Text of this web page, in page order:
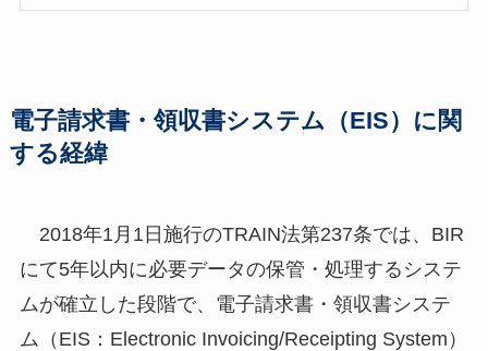
電子請求書・領収書システム（EIS）に関
する経緯
2018年1月1日施行のTRAIN法第237条では、BIR
にて5年以内に必要データの保管・処理するシステ
ムが確立した段階で、電子請求書・領収書システ
ム（EIS：Electronic Invoicing/Receipting System）